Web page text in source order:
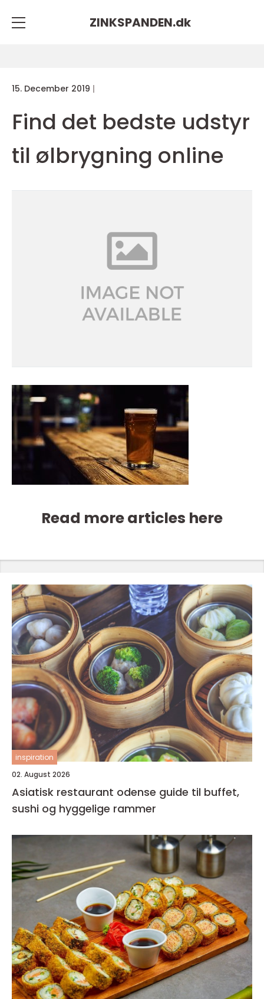
ZINKSPANDEN.dk
15. December 2019
Find det bedste udstyr
til ølbrygning online
Read more articles here
inspiration
02. August 2026
Asiatisk restaurant odense guide til buffet,
sushi og hyggelige rammer